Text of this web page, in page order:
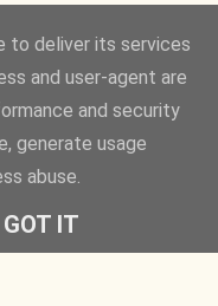
Rizza. All rights reserved
to deliver its services
and user-agent are
and security
generate usage
abuse.
GOT IT